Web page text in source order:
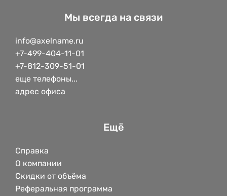
Мы всегда на связи
info@axelname.ru
+7-499-404-11-01
+7-812-309-51-01
еще телефоны...
адрес офиса
Ещё
Справка
О компании
Скидки от объёма
Реферальная программа